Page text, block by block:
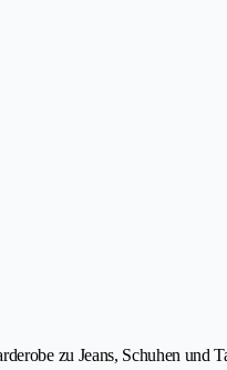
zu Jeans, Schuhen